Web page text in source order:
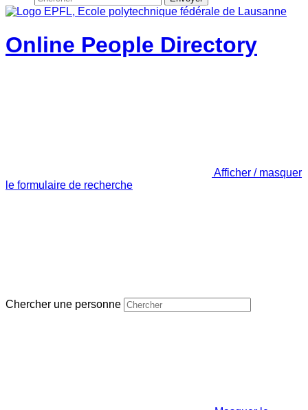
Online People Directory
Afficher / masquer
le formulaire de recherche
Chercher une personne